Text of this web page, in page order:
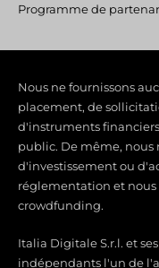
Programme de
Nous ne fournissons
placement, de
d'instruments
public. De même, nous
d'investissement ou
réglementation et
crowdfunding.
Italia Digitale S.r.l. et
indépendants l'un de